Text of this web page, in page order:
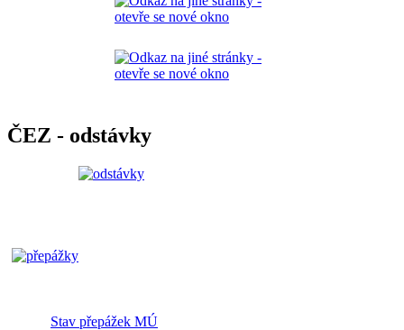
ČEZ - odstávky
Stav přepážek MÚ